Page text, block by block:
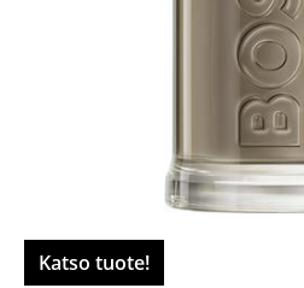
Katso tuote!